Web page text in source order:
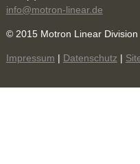
info@motron-linear.de
© 2015 Motron Linear Division
Impressum | Datenschutz|